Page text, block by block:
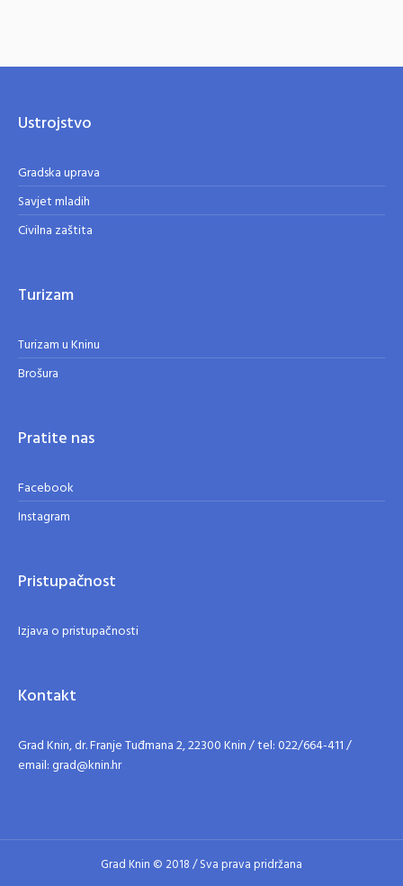
Ustrojstvo
Gradska uprava
Savjet mladih
Civilna zaštita
Turizam
Turizam u Kninu
Brošura
Pratite nas
Facebook
Instagram
Pristupačnost
Izjava o pristupačnosti
Kontakt
Grad Knin, dr. Franje Tuđmana 2, 22300 Knin / tel: 022/664-411 /
email: grad@knin.hr
Grad Knin © 2018 / Sva prava pridržana